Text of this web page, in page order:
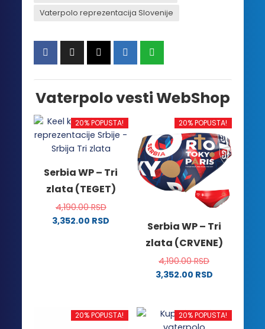
Vaterpolo reprezentacija Slovenije
Vaterpolo vesti WebShop
20% POPUSTA!
Serbia WP – Tri
zlata (TEGET)
4,190.00RSD
3,352.00 RSD
mogu
20% POPUSTA!
Serbia WP – Tri
zlata (CRVENE)
4,190.00RSD
3,352.00 RSD
ima
20% POPUSTA! 20% POPUSTA!